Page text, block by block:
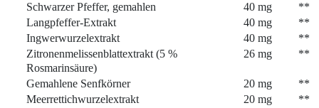
Schwarzer Pfeffer, gemahlen
40 mg
**
Langpfeffer-Extrakt
40 mg
**
Ingwerwurzelextrakt
40 mg
**
Zitronenmelissenblattextrakt (5 %
Rosmarinsäure)
26 mg **
Gemahlene Senfkörner 20 mg
**
Meerrettichwurzelextrakt
20 mg
**